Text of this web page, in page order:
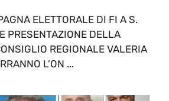
ELETTORALE DI FI A S.
PRESENTAZIONE DELLA
REGIONALE VALERIA
L’ON ...